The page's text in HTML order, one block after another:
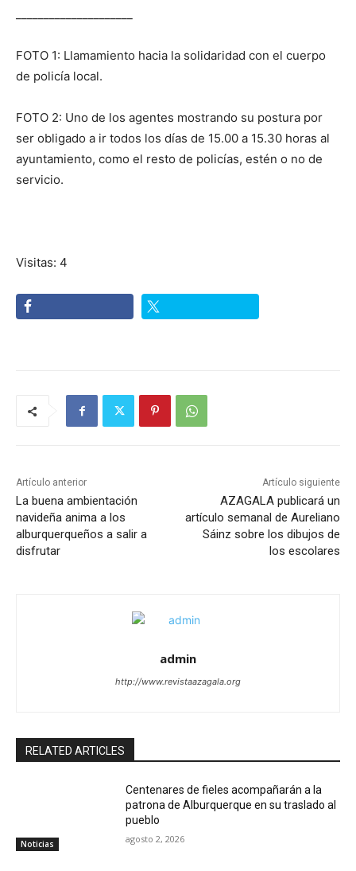
FOTO 1: Llamamiento hacia la solidaridad con el cuerpo
de policía local.
FOTO 2: Uno de los agentes mostrando su postura por
ser obligado a ir todos los días de 15.00 a 15.30 horas al
ayuntamiento, como el resto de policías, estén o no de
servicio.
Visitas: 4
Artículo anterior
La buena ambientación
navideña anima a los
alburquerqueños a salir a
disfrutar
Artículo siguiente
AZAGALA publicará un
artículo semanal de Aureliano
Sáinz sobre los dibujos de
los escolares
admin
http://www.revistaazagala.org
RELATED ARTICLES
Noticias
Centenares de fieles acompañarán a la
patrona de Alburquerque en su traslado al
pueblo
agosto 2, 2026